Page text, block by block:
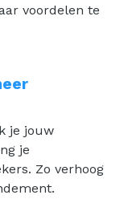
voordelen te
je jouw
je
Zo verhoog